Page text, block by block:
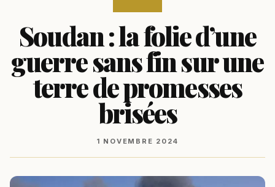
Soudan : la folie d’une
guerre sans fin sur une
terre de promesses
brisées
1 NOVEMBRE 2024